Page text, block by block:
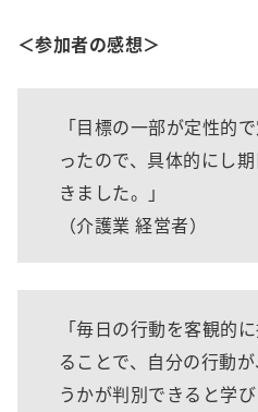
＜参加者の感想＞
「目標の一部が定性的
ったので、具体的にし
きました。」
（介護業 経営者）
「毎日の行動を客観的
ることで、自分の行動
うかが判別できると学び